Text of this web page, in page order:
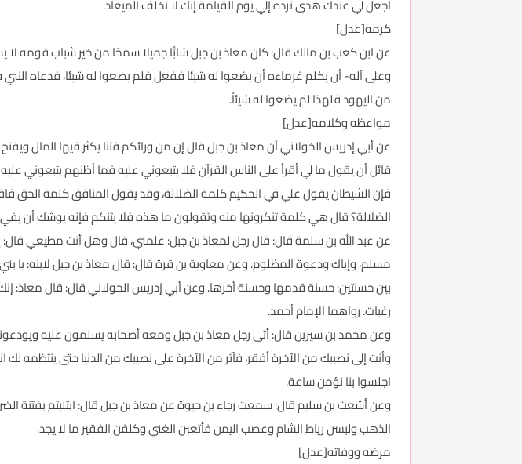
اجعل لي عندك هدى ترده إلي يوم القيامة إنك لا تخلف الميعاد.
كرمه[عدل]
عن ابن كعب بن مالك قال: كان معاذ بن جبل شابًّا جميلا سمحًا من خير شباب قومه لا
وعلى آله- أن يكلم غرماءه أن يضعوا له شيئا ففعل فلم يضعوا له شيئا، فدعاه
من اليهود فلهذا لم يضعوا له شيئاً.
مواعظه وكلامه[عدل]
عن أبي إدريس الخولاني أن معاذ بن جبل قال إن من ورائكم فتنا يكثر فيها المال
قائل أن يقول ما لي أقرأ على الناس القرآن فلا يتبعوني عليه فما أظنهم يتبعوني
فإن الشيطان يقول علي في الحكيم كلمة الضلالة، وقد يقول المنافق كلمة الحق
الضلالة؟ قال هي كلمة تنكرونها منه وتقولون ما هذه فلا يثنكم فإنه يوشك أن
عن عبد الله بن سلمة قال: قال رجل لمعاذ بن جبل: علمني، قال وهل أنت مطيعي
مسلم، وإياك ودعوة المظلوم. وعن معاوية بن قرة قال: قال معاذ بن جبل لابنه: يا
بين حسنتين: حسنة قدمها وحسنة أخرها. وعن أبي إدريس الخولاني قال: قال معاذ:
رغبات. رواهما الإمام أحمد.
وعن محمد بن سيرين قال: أتى رجل معاذ بن جبل ومعه أصحابه يسلمون عليه
وأنت إلى نصيبك من الآخرة أفقر، فآثر من الآخرة على نصيبك من الدنيا حتى
اجلسوا بنا نؤمن ساعة.
وعن أشعث بن سليم قال: سمعت رجاء بن حيوة عن معاذ بن جبل قال: ابتليتم بفتنة
الذهب ولبسن رياط الشام وعصب اليمن فأتعبن الغني وكلفن الفقير ما لا يجد.
مرضه ووفاته[عدل]